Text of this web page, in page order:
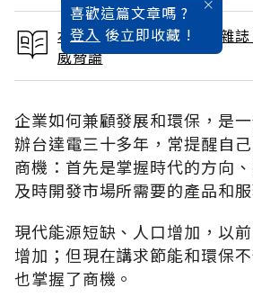
喜歡這篇文章嗎 ?
登入 後立即收藏 !
本文出自 2005 / 12月號雜
威脅論
企業如何兼顧發展和環保，是
辦台達電三十多年，常提醒自
商機：首先是掌握時代的方向
及時開發市場所需要的產品和服
現代能源短缺、人口增加，以
增加；但現在講求節能和環保
也掌握了商機。